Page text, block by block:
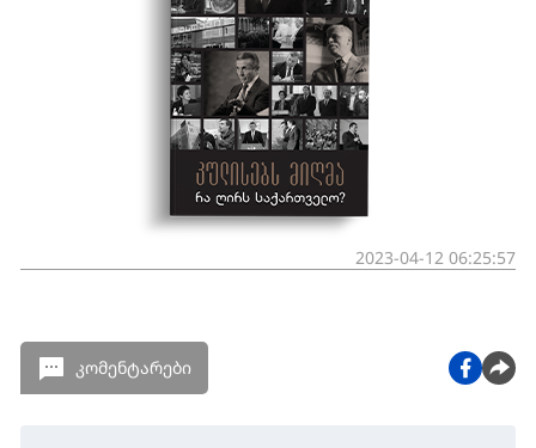
2023-04-12 06:25:57
კომენტარები